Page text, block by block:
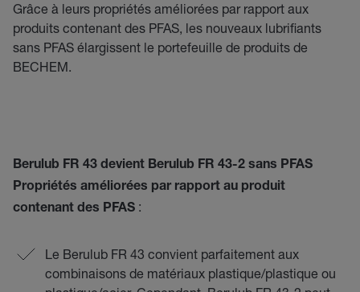
Grâce à leurs propriétés améliorées par rapport aux
produits contenant des PFAS, les nouveaux lubrifiants
sans PFAS élargissent le portefeuille de produits de
BECHEM.
Berulub FR 43 devient Berulub FR 43-2 sans PFAS
Propriétés améliorées par rapport au produit
contenant des PFAS :
Le Berulub FR 43 convient parfaitement aux
combinaisons de matériaux plastique/plastique ou